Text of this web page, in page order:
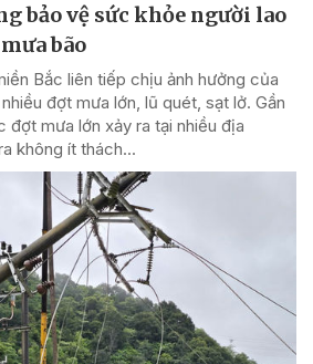
bảo vệ sức khỏe người lao
bão
Bắc liên tiếp chịu ảnh hưởng của
đợt mưa lớn, lũ quét, sạt lở. Gần
đợt mưa lớn xảy ra tại nhiều địa
không ít thách...